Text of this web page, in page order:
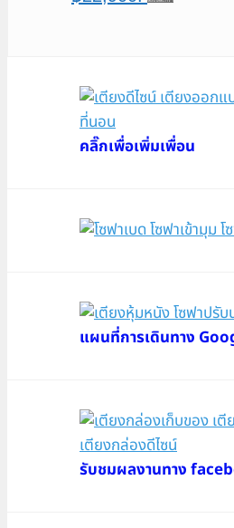
คลิ๊กเพื่อเพิ่มเพื่อน
แผนที่การเดินทาง
รับชมผลงานทาง